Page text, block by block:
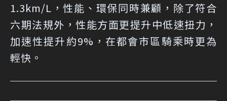
1.3km/L，性能、環保同時兼顧，除了符合
六期法規外，性能方面更提升中低速扭力，
加速性提升約9%，在都會市區騎乘時更為
輕快。